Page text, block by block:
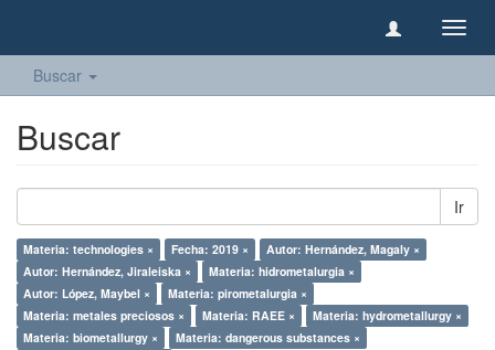
Buscar
Buscar
Ir
Materia: technologies × Fecha: 2019 ×
Autor: Hernández, Magaly ×
Autor: Hernández, Jiraleiska ×
Materia: hidrometalurgia ×
Autor: López, Maybel ×
Materia: pirometalurgia ×
Materia: metales preciosos ×
Materia: RAEE ×
Materia: hydrometallurgy ×
Materia: biometallurgy ×
Materia: dangerous substances ×